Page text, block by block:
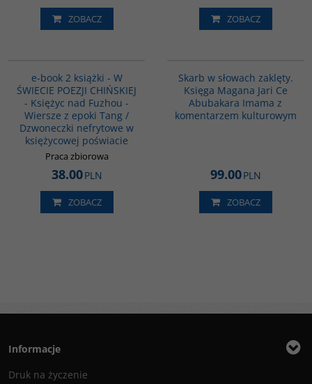
ZOBACZ ZOBACZ
e-book 2 książki - W
ŚWIECIE POEZJI CHIŃSKIEJ
- Księżyc nad Fuzhou -
Wiersze z epoki Tang /
Dzwoneczki nefrytowe w
księżycowej poświacie
Praca zbiorowa
38.00PLN
ZOBACZ
Skarb w słowach zaklęty.
Księga Magana Jari Ce
Abubakara Imama z
komentarzem kulturowym
99.00PLN
ZOBACZ
Informacje
Druk na życzenie